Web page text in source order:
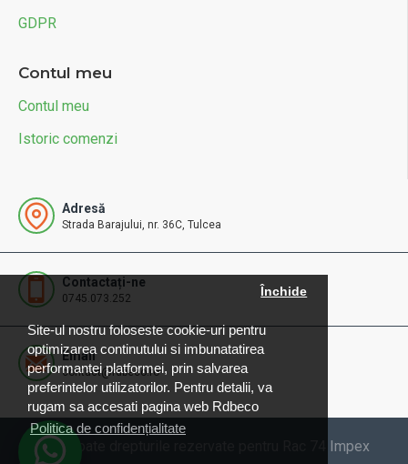
Site-ul nostru foloseste cookie-uri pentru
optimizarea continutului si imbunatatirea
performantei platformei, prin salvarea
preferintelor utilizatorilor. Pentru detalii, va
rugam sa accesati pagina web Rdbeco
Politica de confidențialitate
Închide
GDPR
Contul meu
Contul meu
Istoric comenzi
Adresă
Strada Barajului, nr. 36C, Tulcea
Contactați-ne
0745.073.252
Email
contact@rdbeco.ro
© 2025 Toate drepturile rezervate pentru Rac 74 Impex